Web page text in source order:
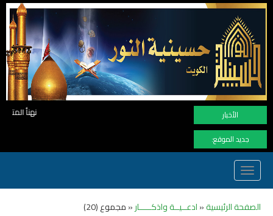
الأخبار نهنأ المتابعين لموفع النور بوصول المشاهدات الى الرقم القياسي 11
جديد الموقع:
Toggle
navigation
الصفحة الرئيسية«ادعــيــة واذكـــــار« مجموع (20)